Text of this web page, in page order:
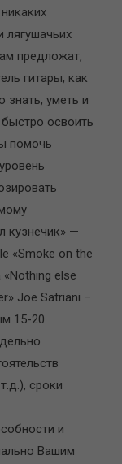
лягушачьих
предложат,
гитары, как
уметь и
освоить
помочь
кузнечик» —
«Smoke on the
else
Joe Satriani –
15-20
сроки
и
Вашим